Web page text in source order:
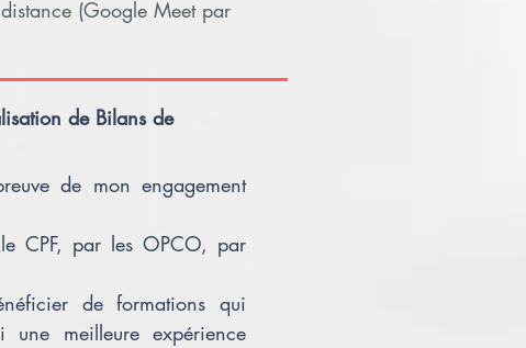
(Google Meet par
de Bilans de
de mon engagement
CPF, par les OPCO, par
de formations qui
une meilleure expérience